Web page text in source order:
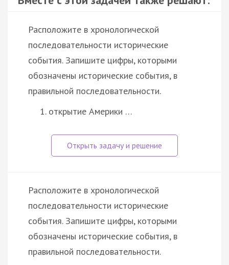
Расположите в хронологической
последовательности исторические
события. Запишите цифры, которыми
обозначены исторические события, в
правильной последовательности.
открытие Америки …
Расположите в хронологической
последовательности исторические
события. Запишите цифры, которыми
обозначены исторические события, в
правильной последовательности.